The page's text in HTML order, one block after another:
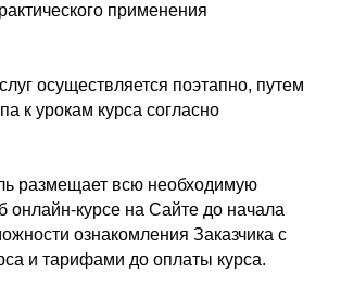
применения
осуществляется поэтапно, путем
к урокам курса согласно
размещает всю необходимую
курсе на Сайте до начала
ознакомления Заказчика с
и тарифами до оплаты курса.